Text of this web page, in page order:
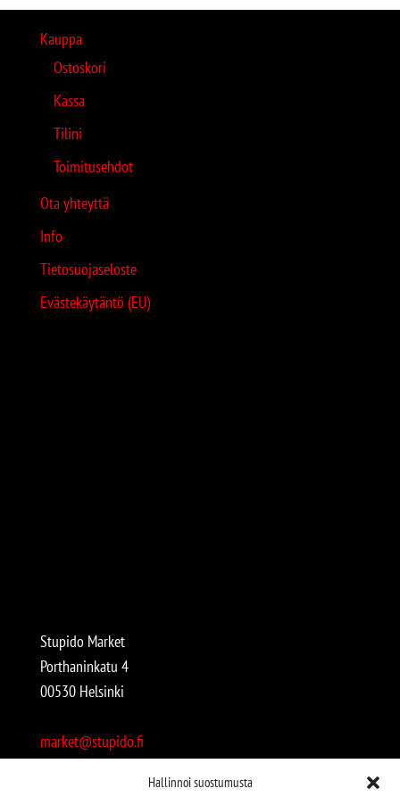
Hallinnoi suostumusta
Kauppa
Ostoskori
Kassa
Tilini
Toimitusehdot
Ota yhteyttä
Info
Tietosuojaseloste
Evästekäytäntö (EU)
Stupido Market
Porthaninkatu 4
00530 Helsinki
market@stupido.fi